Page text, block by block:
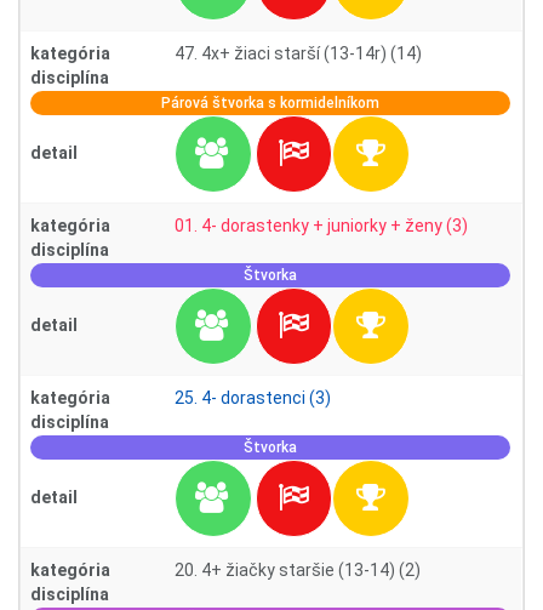
kategória
47. 4x+ žiaci starší (13-14r) (14)
disciplína
Párová štvorka s kormidelníkom
detail
kategória
01. 4- dorastenky + juniorky + ženy (3)
disciplína
Štvorka
detail
kategória
25. 4- dorastenci (3)
disciplína
Štvorka
detail
kategória
20. 4+ žiačky staršie (13-14) (2)
disciplína